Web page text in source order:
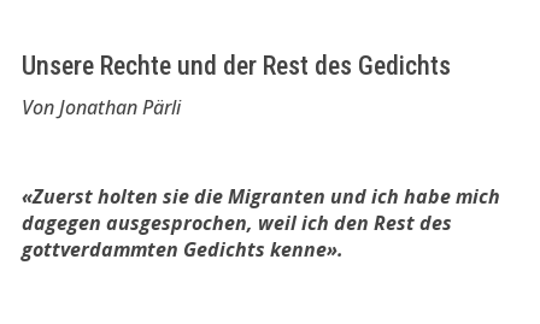
Unsere Rechte und der Rest des Gedichts
Von Jonathan Pärli
«Zuerst holten sie die Migranten und ich habe mich
dagegen ausgesprochen, weil ich den Rest des
gottverdammten Gedichts kenne».